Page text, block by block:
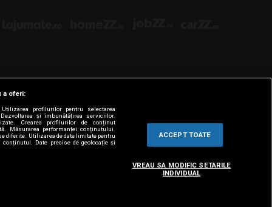
a oferi:
profilurilor pentru selectarea
și îmbunătățirea serviciilor.
Crearea profilurilor de conținut
Măsurarea performanței conținutului.
diferite. Utilizarea de date limitate pentru
Date precise de geolocație și
ACCEPT TOATE
VREAU SA MODIFIC SETARILE
INDIVIDUAL